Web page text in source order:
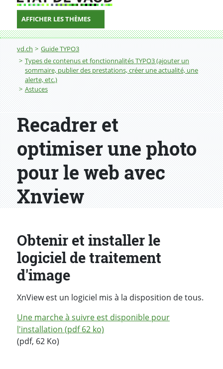
AFFICHER LES THÈMES
Fil d'Ariane
vd.ch
Guide TYPO3
Types de contenus et fonctionnalités TYPO3 (ajouter un
sommaire, publier des prestations, créer une actualité, une
alerte, etc.)
Astuces
Recadrer et optimiser une photo pour le web avec
Recadrer et
optimiser une photo
pour le web avec
Xnview
Obtenir et installer le
logiciel de traitement
d'image
XnView est un logiciel mis à la disposition de tous.
Une marche à suivre est disponible pour
l'installation (pdf 62 ko)
(pdf, 62 Ko)